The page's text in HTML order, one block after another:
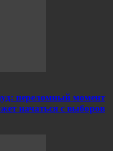
переломный момент
начаться с выборов